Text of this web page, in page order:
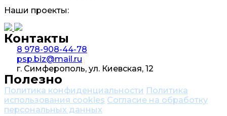
Наши проекты:
Контакты
8 978-908-44-78
psp.biz@mail.ru
г. Симферополь, ул. Киевская, 12
Полезно
Политика конфиденциальности Политика
использования cookies Согласие на обработку
персональных данных